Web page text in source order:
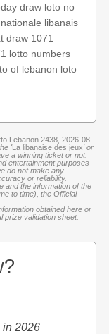
draw loto no
libanais
draw 1071
lotto numbers
of lebanon loto
Lebanon 2438, 2026-08-
'La libanaise des jeux' or
a winning ticket or not.
entertainment purposes
do not make any
or reliability.
and the information of the
to time), the Official
obtained here or
prize validation sheet.
in 2026